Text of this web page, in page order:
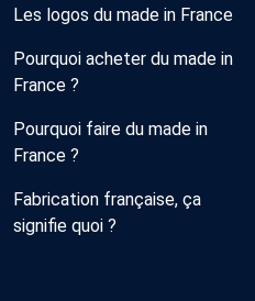
Les logos du made in France
Pourquoi acheter du made in
France ?
Pourquoi faire du made in
France ?
Fabrication française, ça
signifie quoi ?